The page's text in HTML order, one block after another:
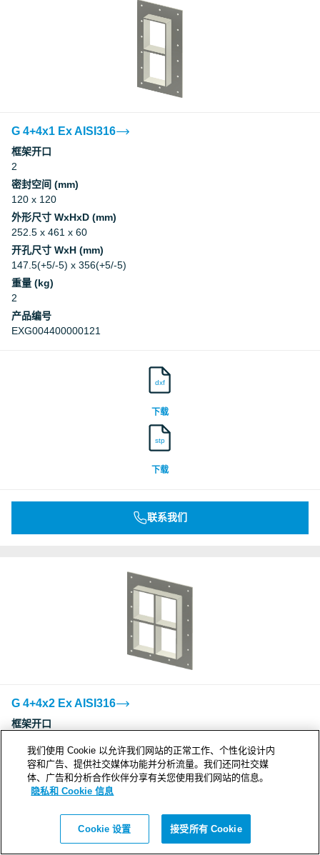
G 4+4x1 Ex AISI316
框架开口
2
密封空间 (mm)
120 x 120
外形尺寸 WxHxD (mm)
252.5 x 461 x 60
开孔尺寸 WxH (mm)
147.5(+5/-5) x 356(+5/-5)
重量 (kg)
2
产品编号
EXG004400000121
dxf
下载
stp
下载
联系我们
G 4+4x2 Ex AISI316
框架开口
密封空间 (mm)
120 x 120
外形尺寸 WxHxD (mm)
278(+5/-5) x 358(+5/-5)
我们使用 Cookie 以允许我们网站的正常工作、个性化设计内
容和广告、提供社交媒体功能并分析流量。我们还同社交媒
体、广告和分析合作伙伴分享有关您使用我们网站的信息。
隐私和 Cookie 信息
Cookie 设置 接受所有 Cookie